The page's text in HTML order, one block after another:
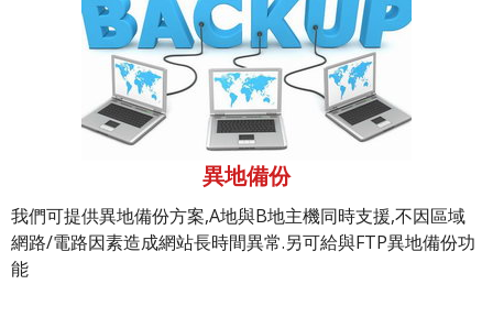
異地備份
我們可提供異地備份方案,A地與B地主機同時支援,不因區域
網路/電路因素造成網站長時間異常.另可給與FTP異地備份功
能